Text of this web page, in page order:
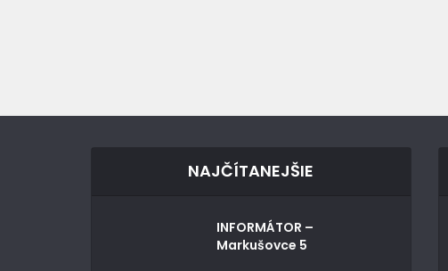
NAJČÍTANEJŠIE
INFORMÁTOR –
Markušovce 5